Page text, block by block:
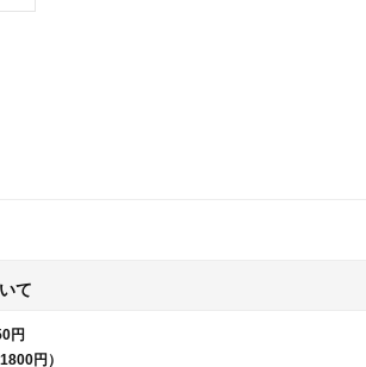
て
円
円）